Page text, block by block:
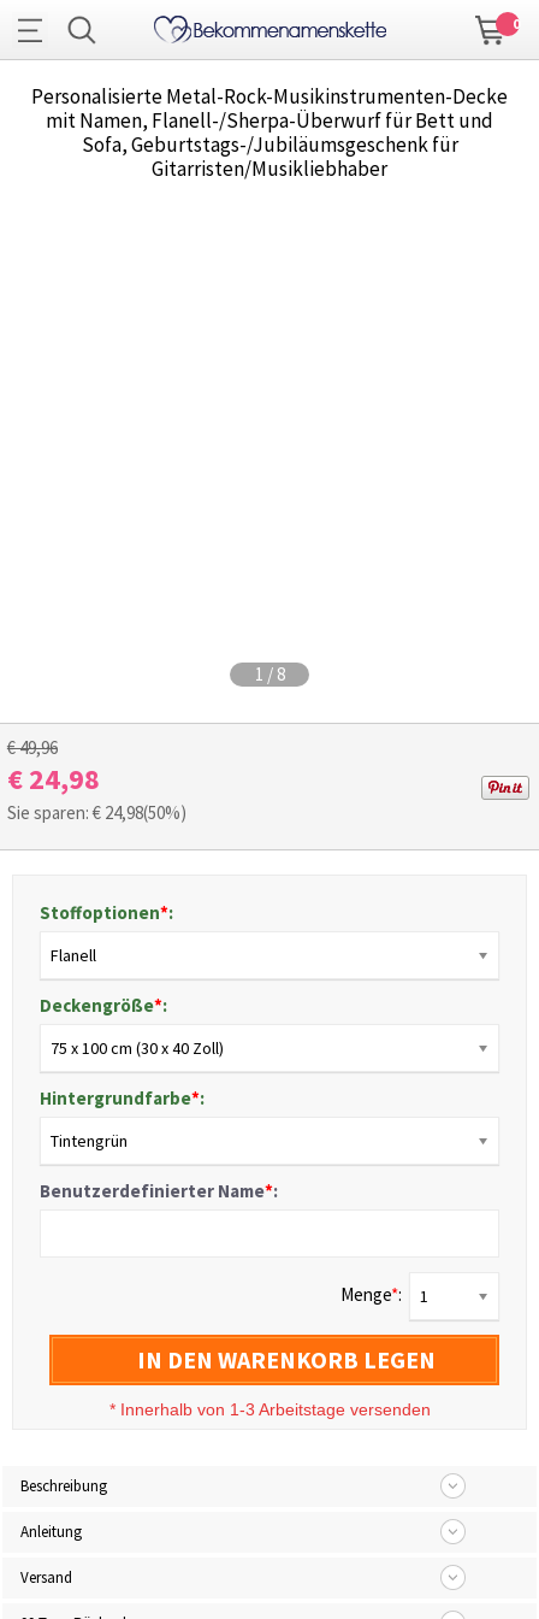
0
Personalisierte Metal-Rock-Musikinstrumenten-Decke
mit Namen, Flanell-/Sherpa-Überwurf für Bett und
Sofa, Geburtstags-/Jubiläumsgeschenk für
Gitarristen/Musikliebhaber
1 / 8
€ 49,96
€ 24,98
Sie sparen: € 24,98(50%)
Stoffoptionen*:
Flanell
Deckengröße*:
75 x 100 cm (30 x 40 Zoll)
Hintergrundfarbe*:
Tintengrün
Benutzerdefinierter Name*:
Menge*: 1
IN DEN WARENKORB LEGEN
* Innerhalb von 1-3 Arbeitstage versenden
Beschreibung
Anleitung
Versand